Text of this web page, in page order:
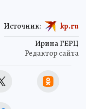
Ирина ГЕРЦ
Редактор сайта
Источник: kp.ru